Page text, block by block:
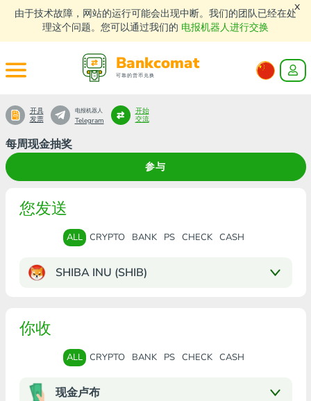
由于技术故障，网站的运行可能会出现中断。我们的团队已经在处
理这个问题。您可以通过我们的 电报机器人进行交换
x
Bankcomat
可靠的货币兑换
每周现金抽奖
参与
开具
发票
电报机器人
Telegram
开始
交流
您发送
ALL CRYPTO BANK PS CHECK CASH
SHIBA INU (SHIB)
你收
ALL CRYPTO BANK PS CHECK CASH
现金卢布